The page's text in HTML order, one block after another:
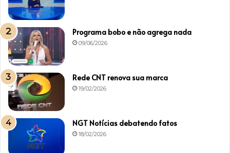
Programa bobo e não agrega nada
09/06/2026
Rede CNT renova sua marca
19/02/2026
NGT Notícias debatendo fatos
18/02/2026